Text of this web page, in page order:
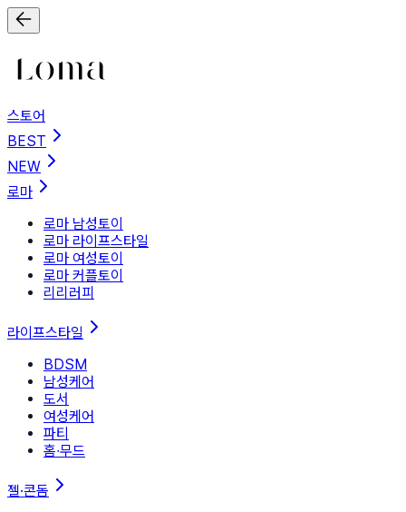
스토어
BEST
NEW
로마
로마 남성토이
로마 라이프스타일
로마 여성토이
로마 커플토이
리리러피
라이프스타일
BDSM
남성케어
도서
여성케어
파티
홈∙무드
젤·콘돔